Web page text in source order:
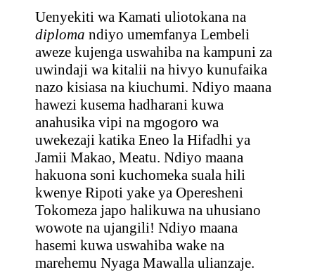
Uenyekiti wa Kamati uliotokana na
diploma ndiyo umemfanya Lembeli
aweze kujenga uswahiba na kampuni za
uwindaji wa kitalii na hivyo kunufaika
nazo kisiasa na kiuchumi. Ndiyo maana
hawezi kusema hadharani kuwa
anahusika vipi na mgogoro wa
uwekezaji katika Eneo la Hifadhi ya
Jamii Makao, Meatu. Ndiyo maana
hakuona soni kuchomeka suala hili
kwenye Ripoti yake ya Operesheni
Tokomeza japo halikuwa na uhusiano
wowote na ujangili! Ndiyo maana
hasemi kuwa uswahiba wake na
marehemu Nyaga Mawalla ulianzaje.